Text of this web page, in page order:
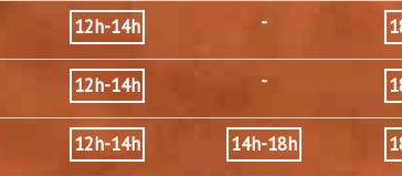
12h-14h -
12h-14h -
12h-14h 14h-18h